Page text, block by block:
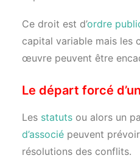
Ce droit est d’ordre
capital variable mais les
œuvre peuvent être
Le départ forcé
Les statuts ou alors un
d’associé peuvent
résolutions des conflits.